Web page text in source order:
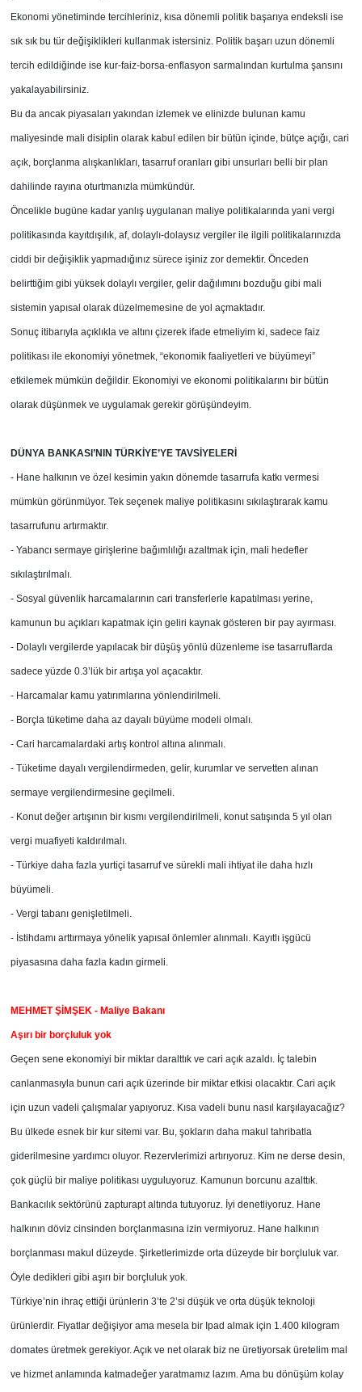
Ekonomi yönetiminde tercihleriniz, kısa dönemli politik başarıya endeksli ise
sık sık bu tür değişiklikleri kullanmak istersiniz. Politik başarı uzun dönemli
tercih edildiğinde ise kur-faiz-borsa-enflasyon sarmalından kurtulma şansını
yakalayabilirsiniz.
Bu da ancak piyasaları yakından izlemek ve elinizde bulunan kamu
maliyesinde mali disiplin olarak kabul edilen bir bütün içinde, bütçe açığı, cari
açık, borçlanma alışkanlıkları, tasarruf oranları gibi unsurları belli bir plan
dahilinde rayına oturtmanızla mümkündür.
Öncelikle bugüne kadar yanlış uygulanan maliye politikalarında yani vergi
politikasında kayıtdışılık, af, dolaylı-dolaysız vergiler ile ilgili politikalarınızda
ciddi bir değişiklik yapmadığınız sürece işiniz zor demektir. Önceden
belirttiğim gibi yüksek dolaylı vergiler, gelir dağılımını bozduğu gibi mali
sistemin yapısal olarak düzelmemesine de yol açmaktadır.
Sonuç itibarıyla açıklıkla ve altını çizerek ifade etmeliyim ki, sadece faiz
politikası ile ekonomiyi yönetmek, “ekonomik faaliyetleri ve büyümeyi”
etkilemek mümkün değildir. Ekonomiyi ve ekonomi politikalarını bir bütün
olarak düşünmek ve uygulamak gerekir görüşündeyim.
DÜNYA BANKASI’NIN TÜRKİYE’YE TAVSİYELERİ
- Hane halkının ve özel kesimin yakın dönemde tasarrufa katkı vermesi
mümkün görünmüyor. Tek seçenek maliye politikasını sıkılaştırarak kamu
tasarrufunu artırmaktır.
- Yabancı sermaye girişlerine bağımlılığı azaltmak için, mali hedefler
sıkılaştırılmalı.
- Sosyal güvenlik harcamalarının cari transferlerle kapatılması yerine,
kamunun bu açıkları kapatmak için geliri kaynak gösteren bir pay ayırması.
- Dolaylı vergilerde yapılacak bir düşüş yönlü düzenleme ise tasarruflarda
sadece yüzde 0.3’lük bir artışa yol açacaktır.
- Harcamalar kamu yatırımlarına yönlendirilmeli.
- Borçla tüketime daha az dayalı büyüme modeli olmalı.
- Cari harcamalardaki artış kontrol altına alınmalı.
- Tüketime dayalı vergilendirmeden, gelir, kurumlar ve servetten alınan
sermaye vergilendirmesine geçilmeli.
- Konut değer artışının bir kısmı vergilendirilmeli, konut satışında 5 yıl olan
vergi muafiyeti kaldırılmalı.
- Türkiye daha fazla yurtiçi tasarruf ve sürekli mali ihtiyat ile daha hızlı
büyümeli.
- Vergi tabanı genişletilmeli.
- İstihdamı arttırmaya yönelik yapısal önlemler alınmalı. Kayıtlı işgücü
piyasasına daha fazla kadın girmeli.
MEHMET ŞİMŞEK - Maliye Bakanı
Aşırı bir borçluluk yok
Geçen sene ekonomiyi bir miktar daralttık ve cari açık azaldı. İç talebin
canlanmasıyla bunun cari açık üzerinde bir miktar etkisi olacaktır. Cari açık
için uzun vadeli çalışmalar yapıyoruz. Kısa vadeli bunu nasıl karşılayacağız?
Bu ülkede esnek bir kur sitemi var. Bu, şokların daha makul tahribatla
giderilmesine yardımcı oluyor. Rezervlerimizi artırıyoruz. Kim ne derse desin,
çok güçlü bir maliye politikası uyguluyoruz. Kamunun borcunu azalttık.
Bankacılık sektörünü zapturapt altında tutuyoruz. İyi denetliyoruz. Hane
halkının döviz cinsinden borçlanmasına izin vermiyoruz. Hane halkının
borçlanması makul düzeyde. Şirketlerimizde orta düzeyde bir borçluluk var.
Öyle dedikleri gibi aşırı bir borçluluk yok.
Türkiye’nin ihraç ettiği ürünlerin 3’te 2’si düşük ve orta düşük teknoloji
ürünlerdir. Fiyatlar değişiyor ama mesela bir Ipad almak için 1.400 kilogram
domates üretmek gerekiyor. Açık ve net olarak biz ne üretiyorsak üretelim mal
ve hizmet anlamında katmadeğer yaratmamız lazım. Ama bu dönüşüm kolay